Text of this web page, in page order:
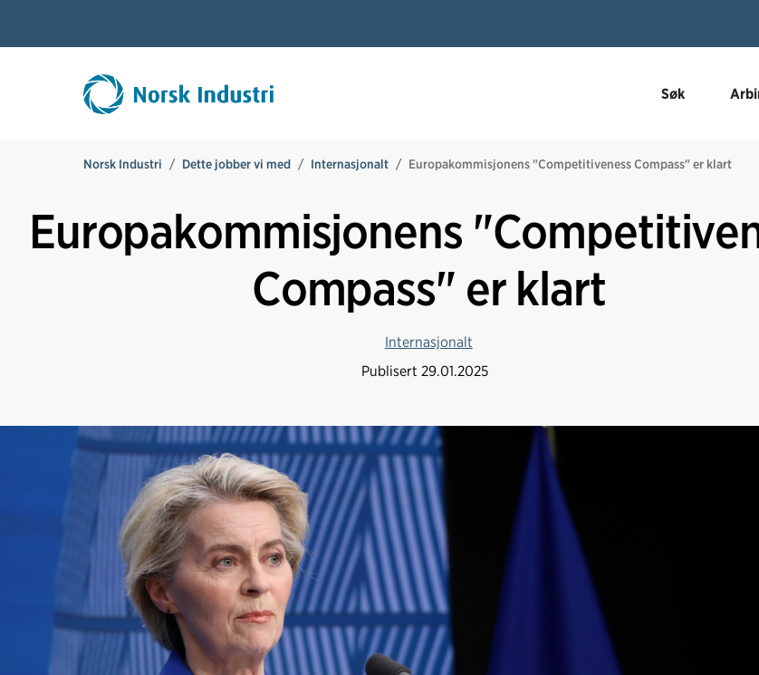
Søk
Norsk Industri Dette jobber vi med Internasjonalt Europakommisjonens "Competitiveness Compass" er klart
Europakommisjonens
Compass" er klart
Internasjonalt
Publisert29.01.2025